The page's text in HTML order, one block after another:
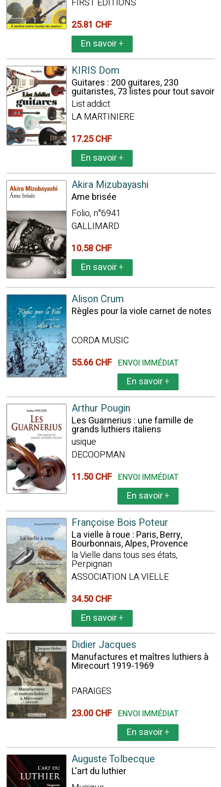
FIRST EDITIONS
25.81 CHF
En savoir+
KIRIS Dom
Guitares : 200 guitares, 230
guitaristes, 73 listes pour tout savoir
List addict
LA MARTINIERE
17.25 CHF
En savoir+
Akira Mizubayashi
Ame brisée
Folio, n°6941
GALLIMARD
10.58 CHF
En savoir+
Alison Crum
Règles pour la viole carnet de notes
CORDA MUSIC
55.66 CHF ENVOI IMMÉDIAT
En savoir+
Arthur Pougin
Les Guarnerius : une famille de
grands luthiers italiens
usique
DECOOPMAN
11.50 CHF ENVOI IMMÉDIAT
En savoir+
Françoise Bois Poteur
La vielle à roue : Paris, Berry,
Bourbonnais, Alpes, Provence
la Vielle dans tous ses états,
Perpignan
ASSOCIATION LA VIELLE
34.50 CHF
En savoir+
Didier Jacques
Manufactures et maîtres luthiers à
Mirecourt 1919-1969
PARAIGES
23.00 CHF ENVOI IMMÉDIAT
En savoir+
Auguste Tolbecque
L'art du luthier